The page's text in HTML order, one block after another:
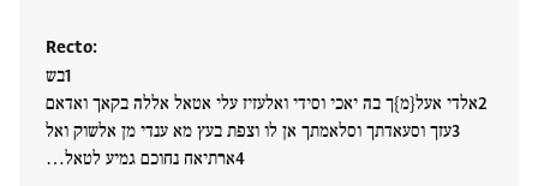
Recto:
בש
אלדי אעל{מ}ך בה יאכי וסידי ואלעזיז עלי אטאל אללה בקאך ואדאם
עזך וסעאדתך וסלאמתך אן לו וצפת בעץ מא ענדי מן אלשוק ואל
ארתיאח נחוכם גמיע לטאל…